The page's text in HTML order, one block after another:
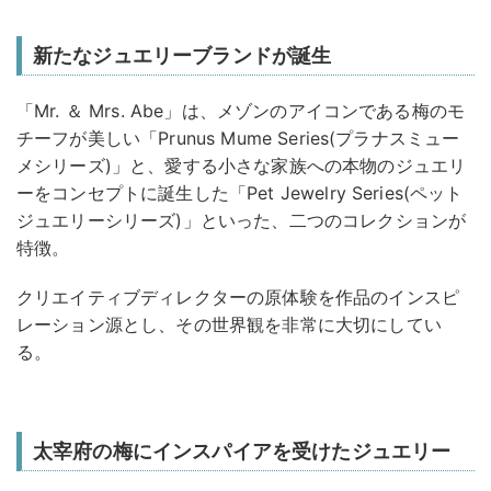
新たなジュエリーブランドが誕生
「Mr. ＆ Mrs. Abe」は、メゾンのアイコンである梅のモ
チーフが美しい「Prunus Mume Series(プラナスミュー
メシリーズ)」と、愛する小さな家族への本物のジュエリ
ーをコンセプトに誕生した「Pet Jewelry Series(ペット
ジュエリーシリーズ)」といった、二つのコレクションが
特徴。
クリエイティブディレクターの原体験を作品のインスピ
レーション源とし、その世界観を非常に大切にしてい
る。
太宰府の梅にインスパイアを受けたジュエリー